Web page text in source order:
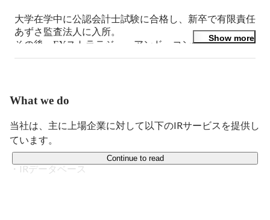
大学在学中に公認会計士試験に合格し、新卒で有限責任
あずさ監査法人に入所。
その後、EYストラテジー・アンド・コンサルティング
株式会社を経て、日本と東南アジアでベンチャー投資事
場を共創する」というミッションを掲げ、株式会社
Mutualを設立。以降、主に上場企業に対してIR支援事業
を展開している。公認会計士。
Show more
What we do
当社は、主に上場企業に対して以下のIRサービスを提供し
ています。
・IRデータベース
Continue to read